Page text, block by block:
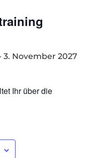
3. November 2027
Ihr über die